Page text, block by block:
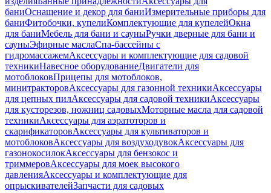
баниОснащение и декор для баниИзмерительные приборы для
баниФитобочки, купелиКомплектующие для купелейОкна
для баниМебель для бани и сауныРучки дверные для бани и
сауныЭфирные маслаСпа-бассейны с
гидромассажемАксессуары и комплектующие для садовой
техникиНавесное оборудованиеДвигатели для
мотоблоковПрицепы для мотоблоков,
минитракторовАксессуары для газонной техникиАксессуары
для цепных пилАксессуары для садовой техникиАксессуары
для кусторезов, ножниц садовыхМоторные масла для садовой
техникиАксессуары для аэратоторов и
скарификаторовАксессуары для культиваторов и
мотоблоковАксессуары для воздуходувокАксессуары для
газонокосилокАксессуары для бензокос и
триммеровАксессуары для моек высокого
давленияАксессуары и комплектующие для
опрыскивателейЗапчасти для садовых